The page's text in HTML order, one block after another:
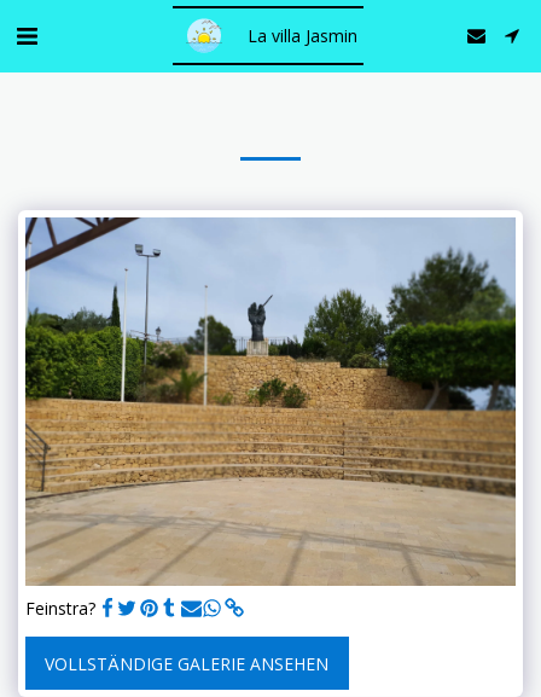
La villa Jasmin
Feinstra?
VOLLSTÄNDIGE GALERIE ANSEHEN